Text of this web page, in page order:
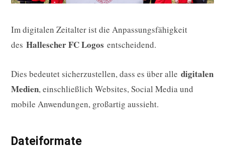
Im digitalen Zeitalter ist die Anpassungsfähigkeit
des Hallescher FC Logos entscheidend.
Dies bedeutet sicherzustellen, dass es über alle digitalen
Medien, einschließlich Websites, Social Media und
mobile Anwendungen, großartig aussieht.
Dateiformate